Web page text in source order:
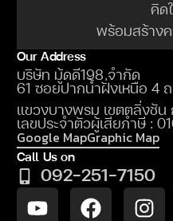
คิด
พร้อมสร้าง
Our Address
บริษัท มู้ดดี198 จำกัด
61 ซอยปากน้ำฝั่งเหนือ
แขวงบางพรม เขตตลิ่งชัน
เลขประจำตัวผู้เสียภำษี :
Google MapGraphic Map
Call Us on
092-251-7150